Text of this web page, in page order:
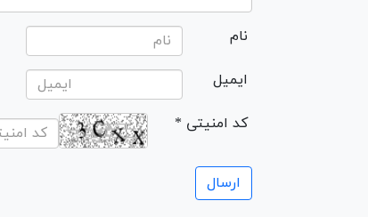
نام
ایمیل
* کد امنیتی